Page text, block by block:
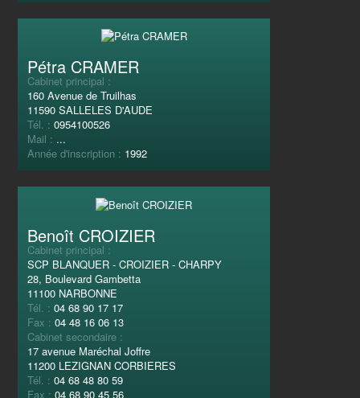
Pétra CRAMER
Cabinet principal :
160 Avenue de Truilhas
11590 SALLELES D'AUDE
Tél. :0954100526
Mail : ...
Année d'inscription : 1992
Benoît CROIZIER
Cabinet principal :
SCP BLANQUER - CROIZIER - CHARPY
28, Boulevard Gambetta
11100 NARBONNE
Tél. :04 68 90 17 17
Fax :04 48 16 06 13
Cabinet secondaire :
17 avenue Maréchal Joffre
11200 LEZIGNAN CORBIERES
Tél. :04 68 48 80 59
Fax :04 68 90 45 56